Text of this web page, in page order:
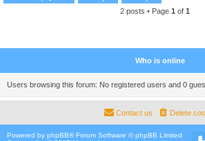
2 posts • Page 1 of 1
Who is online
Users browsing this forum: No registered users and 0
Delete
Contact us
Powered by phpBB® Forum Software © phpBB Limited